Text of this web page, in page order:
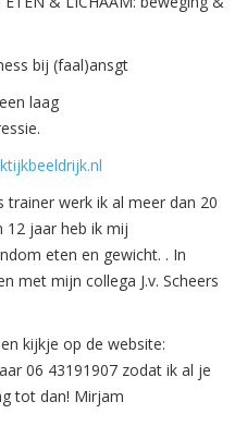
bij (faal)ansgt
laag
werk ik al meer dan 20
12 jaar heb ik mij
eten en gewicht. . In
met mijn collega J.v. Scheers
kijkje op de website:
06 43191907 zodat ik al je
tot dan! Mirjam